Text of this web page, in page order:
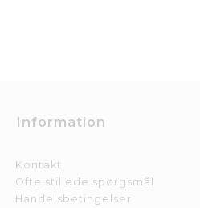
Information
Kontakt
Ofte stillede spørgsmål
Handelsbetingelser